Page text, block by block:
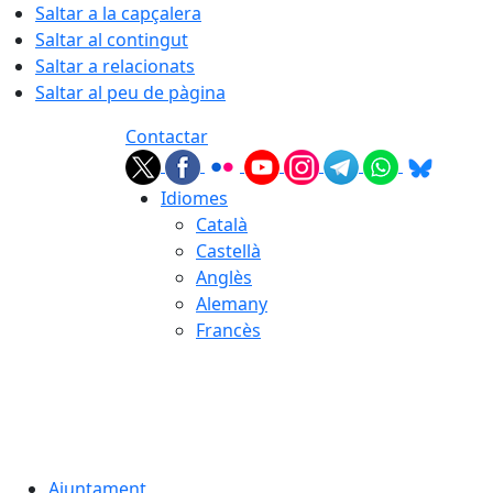
Saltar a la capçalera
Saltar al contingut
Saltar a relacionats
Saltar al peu de pàgina
Contactar
Idiomes
Català
Castellà
Anglès
Alemany
Francès